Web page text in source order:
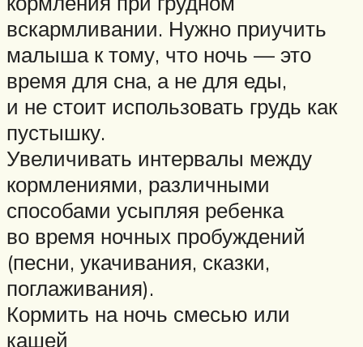
вскармливании. Нужно приучить
малыша к тому, что ночь — это
время для сна, а не для еды,
и не стоит использовать грудь как
пустышку.
Увеличивать интервалы между
кормлениями, различными
способами усыпляя ребенка
во время ночных пробуждений
(песни, укачивания, сказки,
поглаживания).
Кормить на ночь смесью или
кашей